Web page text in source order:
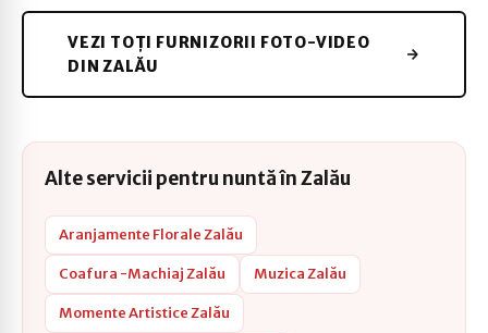
VEZI TOȚI FURNIZORII FOTO-VIDEO
DIN ZALĂU
Alte servicii pentru nuntă în Zalău
Aranjamente Florale Zalău
Coafura -Machiaj Zalău Muzica Zalău
Momente Artistice Zalău